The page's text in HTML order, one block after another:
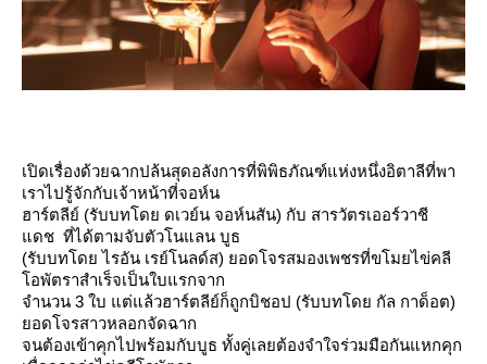
เปิดเรื่องด้วยฉากปล้นสุดอลังการที่พิพิธภัณฑ์แห่งหนึ่งอิตาลีที่พา
เราไปรู้จักกับเจ้าหน้าที่จอห์น
ฮาร์ตลีย์ (รับบทโดย ดเวย์น จอห์นสัน) กับ สารวัตรเออร์วาชี
ดช ที่ได้ตามจับตัวโนแลน บูธ
(รับบทโดย ไรอัน เรย์โนลด์ส) ยอดโจรสมองเพชรที่ขโมยไข่คลี
อพัตราสำเร็จเป็นใบแรกจาก
จำนวน 3 ใบ แต่แล้วฮาร์ตลีย์ก็ถูกบิชอป (รับบทโดย กัล กาด็อต)
อดโจรสาวหลอกจัดฉาก
จนต้องเข้าคุกไปพร้อมกับบูธ ทั้งคู่เลยต้องจำใจร่วมมือกันแหกคุก